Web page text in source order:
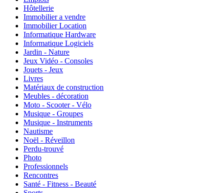
Hôtellerie
Immobilier a vendre
Immobilier Location
Informatique Hardware
Informatique Logiciels
Jardin - Nature
Jeux Vidéo - Consoles
Jouets - Jeux
Livres
Matériaux de construction
Meubles - décoration
Moto - Scooter - Vélo
Musique - Groupes
Musique - Instruments
Nautisme
Noël - Réveillon
Perdu-trouvé
Photo
Professionnels
Rencontres
Santé - Fitness - Beauté